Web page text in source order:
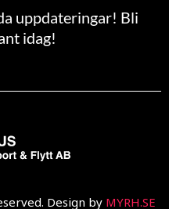
uppdateringar! Bli
idag!
Design by MYRH.SE